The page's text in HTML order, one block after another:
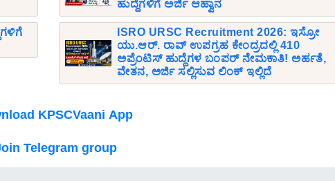
ಹುದ್ದೆಗಳಿಗೆ ಅರ್ಜಿ ಆಹ್ವಾನ
ISRO URSC Recruitment 2026: ಇಸ್ರೋ
ಯು.ಆರ್. ರಾವ್ ಉಪಗ್ರಹ ಕೇಂದ್ರದಲ್ಲಿ 410
ಅಪ್ರೆಂಟಿಸ್ ಹುದ್ದೆಗಳ ಬಂಪರ್ ನೇಮಕಾತಿ! ಅರ್ಹತೆ,
ವೇತನ, ಅರ್ಜಿ ಸಲ್ಲಿಸುವ ಲಿಂಕ್ ಇಲ್ಲಿದೆ
KPSCVaani App
Telegram group